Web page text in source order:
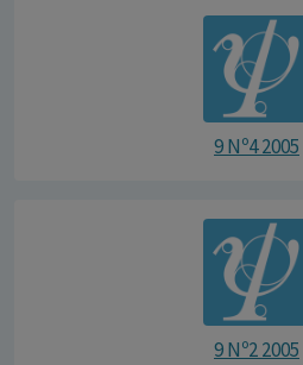
9 Nº4 2005
9 Nº2 2005